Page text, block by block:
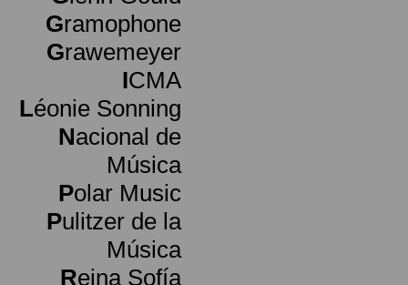
Gramophone
Grawemeyer
ICMA
Léonie Sonning
Nacional de
Música
Polar Music
Pulitzer de la
Música
Reina Sofía